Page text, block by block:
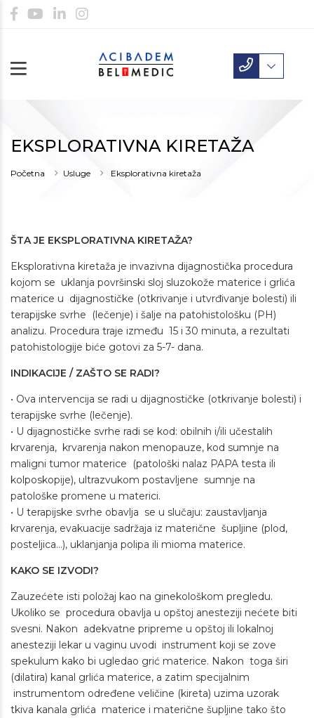
EKSPLORATIVNA KIRETAŽA
Početna Usluge Eksplorativna kiretaža
ŠTA JE EKSPLORATIVNA KIRETAŽA?
Eksplorativna kiretaža je invazivna dijagnostička procedura
kojom se uklanja površinski sloj sluzokože materice i grlića
materice u dijagnostičke (otkrivanje i utvrđivanje bolesti) ili
terapijske svrhe (lečenje) i šalje na patohistološku (PH)
analizu. Procedura traje između 15 i 30 minuta, a rezultati
patohistologije biće gotovi za 5-7- dana.
INDIKACIJE / ZAŠTO SE RADI?
• Ova intervencija se radi u dijagnostičke (otkrivanje bolesti) i
terapijske svrhe (lečenje).
• U dijagnostičke svrhe radi se kod: obilnih i/ili učestalih
krvarenja, krvarenja nakon menopauze, kod sumnje na
maligni tumor materice (patološki nalaz PAPA testa ili
kolposkopije), ultrazvukom postavljene sumnje na
patološke promene u materici.
• U terapijske svrhe obavlja se u slučaju: zaustavljanja
krvarenja, evakuacije sadržaja iz materične šupljine (plod,
posteljica...), uklanjanja polipa ili mioma materice.
KAKO SE IZVODI?
Zauzećete isti položaj kao na ginekološkom pregledu.
Ukoliko se procedura obavlja u opštoj anesteziji nećete biti
svesni. Nakon adekvatne pripreme u opštoj ili lokalnoj
anesteziji lekar u vaginu uvodi instrument koji se zove
spekulum kako bi ugledao grić materice. Nakon toga širi
(dilatira) kanal grlića materice, a zatim specijalnim
instrumentom određene veličine (kireta) uzima uzorak
tkiva kanala grlića materice i materične šupljine tako što